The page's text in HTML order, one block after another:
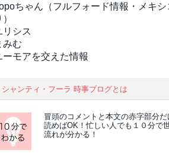
ちゃん（フルフォード情報・メキシ
リシス
みむ
ーモアを交えた情報
シャンティ・フーラ 時事ブログとは
冒頭のコメントと本文の赤字部分だ
読めばOK！忙しい人でも１０分で
流れが分かる！